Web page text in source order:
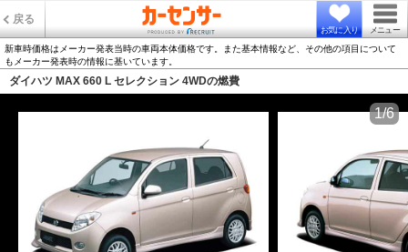
戻る
お気に入り メニュー
新車時価格はメーカー発表当時の車両本体価格です。また基本情報など、その他の項目について
もメーカー発表時の情報に基いています。
ダイハツ MAX 660 L セレクション 4WDの燃費
1/6